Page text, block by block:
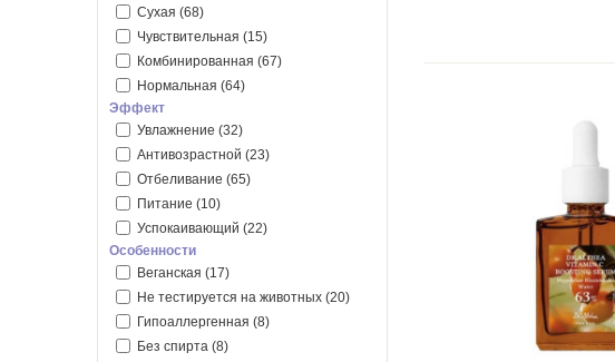
JMsolution
MEDI-PEEL (2)
Medicube (18)
Mediheal (2)
Real Barrier
Round Lab (4)
The Saem (1)
Tiam (4)
Tocobo (3)
VT Cosmetics (14)
Сухая (68)
Чувствительная (15)
Комбинированная (67)
Нормальная (64)
Эффект
Увлажнение (32)
Антивозрастной (23)
Отбеливание (65)
Питание (10)
Успокаивающий (22)
Особенности
Веганская (17)
Не тестируется на животных (20)
Гипоаллергенная (8)
Без спирта (8)